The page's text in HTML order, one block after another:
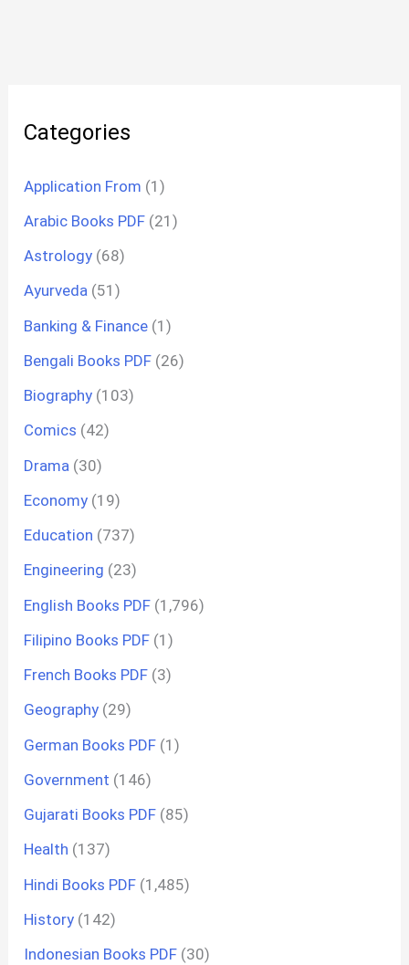
Categories
Application From (1)
Arabic Books PDF (21)
Astrology (68)
Ayurveda (51)
Banking & Finance (1)
Bengali Books PDF (26)
Biography (103)
Comics (42)
Drama (30)
Economy (19)
Education (737)
Engineering (23)
English Books PDF (1,796)
Filipino Books PDF (1)
French Books PDF (3)
Geography (29)
German Books PDF (1)
Government (146)
Gujarati Books PDF (85)
Health (137)
Hindi Books PDF (1,485)
History (142)
Indonesian Books PDF (30)